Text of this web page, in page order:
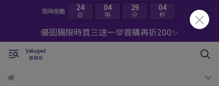
限時倒數 24
日
04
時
29
分
04
秒
優固腸限時買三送一💯首購再折200✨